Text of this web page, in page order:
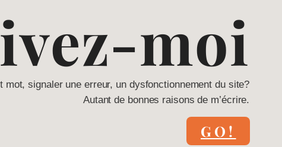
moi
mot, signaler une erreur, un dysfonctionnement du site?
Autant de bonnes raisons de m’écrire.
GO!